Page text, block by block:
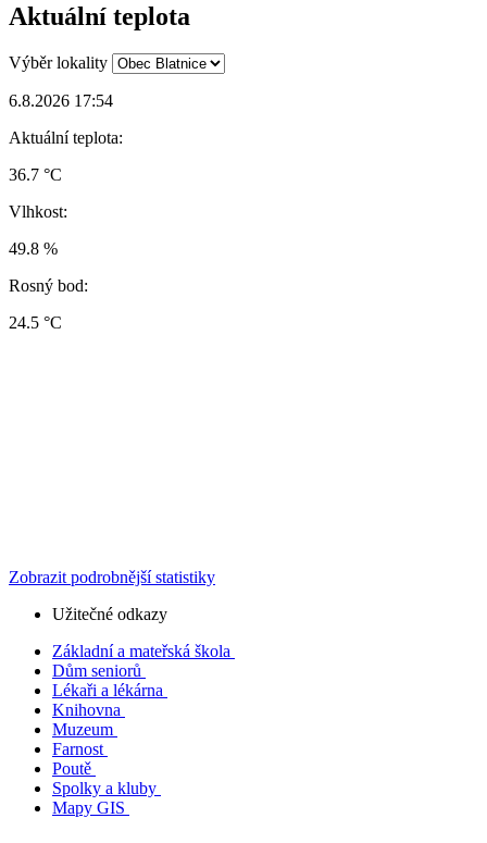
Aktuální teplota
Výběr lokality
6.8.2026 17:54
Aktuální teplota:
36.7 °C
Vlhkost:
49.8 %
Rosný bod:
24.5 °C
Zobrazit podrobnější statistiky
Užitečné odkazy
Základní a mateřská škola
Dům seniorů
Lékaři a lékárna
Knihovna
Muzeum
Farnost
Poutě
Spolky a kluby
Mapy GIS